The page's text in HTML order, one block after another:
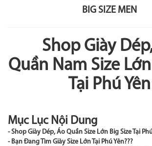
BIG SIZE MEN
Shop Giày
Quần Nam Size
Tại Phú Yên
Mục Lục Nội Dung
- Shop Giày Dép, Áo Quần Size Lớn Big Size Tại
- Bạn Đang Tìm Giày Size Lớn Tại Phú Yên???